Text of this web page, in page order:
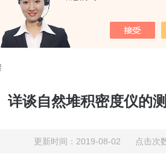
体综合特性测试仪，振实密度仪，霍尔流速计，自然堆积密度计
详谈自然堆积密度仪的
更新时间：2019-08-02 点击次